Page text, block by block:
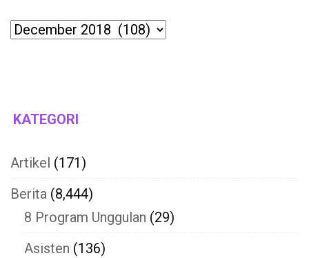
Archives
KATEGORI
Artikel (171)
Berita (8,444)
8 Program Unggulan (29)
Asisten (136)